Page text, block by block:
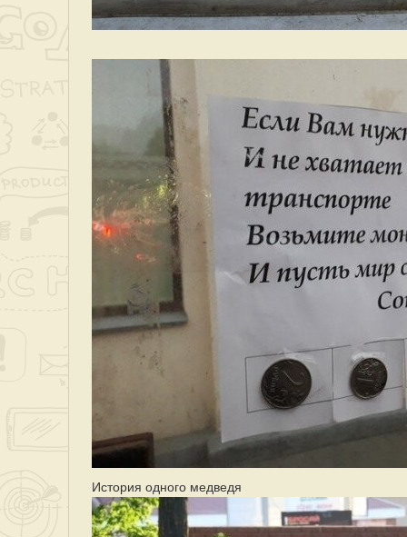
История одного медведя